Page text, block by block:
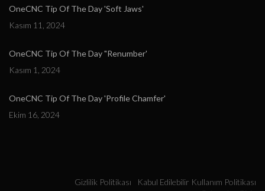
OneCNC Tip Of The Day 'Soft Jaws'
Kasım 11, 2024
OneCNC Tip Of The Day "Renumber'
Kasım 1, 2024
OneCNC Tip Of The Day 'Profile Chamfer'
Ekim 16, 2024
Gizlilik Politikası
Kabul Edilebilir Kullanım Politikası